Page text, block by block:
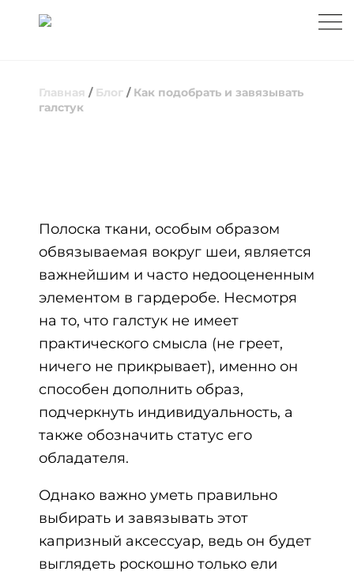
Главная / Блог / Как подобрать и завязывать
галстук
Полоска ткани, особым образом
обвязываемая вокруг шеи, является
важнейшим и часто недооцененным
элементом в гардеробе. Несмотря
на то, что галстук не имеет
практического смысла (не греет,
ничего не прикрывает), именно он
способен дополнить образ,
подчеркнуть индивидуальность, а
также обозначить статус его
обладателя.
Однако важно уметь правильно
выбирать и завязывать этот
капризный аксессуар, ведь он будет
выглядеть роскошно только ели